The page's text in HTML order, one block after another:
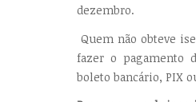
dezembro.
Quem não obteve
fazer o pagamento
boleto bancário, PIX